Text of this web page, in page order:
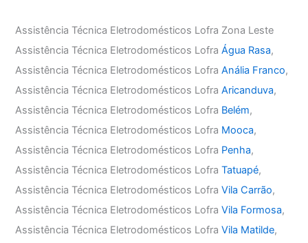
Assistência Técnica Eletrodomésticos Lofra Zona Leste
Assistência Técnica Eletrodomésticos LofraÁgua Rasa,
Assistência Técnica Eletrodomésticos LofraAnália Franco,
Assistência Técnica Eletrodomésticos LofraAricanduva,
Assistência Técnica Eletrodomésticos Lofra Belém,
Assistência Técnica Eletrodomésticos Lofra Mooca,
Assistência Técnica Eletrodomésticos Lofra Penha,
Assistência Técnica Eletrodomésticos LofraTatuapé,
Assistência Técnica Eletrodomésticos LofraVila Carrão,
Assistência Técnica Eletrodomésticos LofraVila Formosa,
Assistência Técnica Eletrodomésticos LofraVila Matilde,